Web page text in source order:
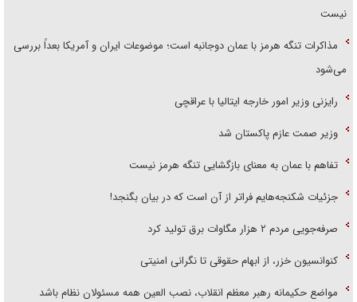
نیست
مذاکرات تنگه هرمز با عمان دوجانبه است؛ موضوعات ایران و آمریکا بعداً بررسی
می‌شود
رایزنی وزیر امور خارجه ایتالیا با عراقچی
وزیر صمت عازم پاکستان شد
تفاهم با عمان به معنای بازگشایی تنگه هرمز نیست
جزئیات شکنجه‌هایم فراتر از آن است که در بیان بگنجد!
صرفه‌جویی مردم ۲ هزار مگاوات برق تولید کرد
کنوانسیون خزر، از ابهام حقوقی تا نگرانی امنیتی
مواضع حکیمانه رهبر معظم انقلاب، نصب العین همه مسئولان نظام باشد